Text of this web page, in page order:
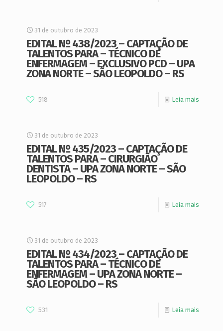
31 de outubro de 2023
EDITAL Nº 438/2023 – CAPTAÇÃO DE
TALENTOS PARA – TÉCNICO DE
ENFERMAGEM – EXCLUSIVO PCD – UPA
ZONA NORTE – SÃO LEOPOLDO – RS
518 Leia mais
31 de outubro de 2023
EDITAL Nº 435/2023 – CAPTAÇÃO DE
TALENTOS PARA – CIRURGIÃO
DENTISTA – UPA ZONA NORTE – SÃO
LEOPOLDO – RS
517 Leia mais
31 de outubro de 2023
EDITAL Nº 434/2023 – CAPTAÇÃO DE
TALENTOS PARA – TÉCNICO DE
ENFERMAGEM – UPA ZONA NORTE –
SÃO LEOPOLDO – RS
531 Leia mais